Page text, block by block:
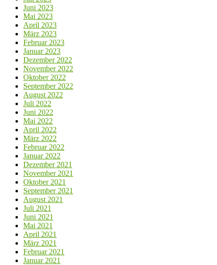
Juni 2023
Mai 2023
April 2023
März 2023
Februar 2023
Januar 2023
Dezember 2022
November 2022
Oktober 2022
September 2022
August 2022
Juli 2022
Juni 2022
Mai 2022
April 2022
März 2022
Februar 2022
Januar 2022
Dezember 2021
November 2021
Oktober 2021
September 2021
August 2021
Juli 2021
Juni 2021
Mai 2021
April 2021
März 2021
Februar 2021
Januar 2021